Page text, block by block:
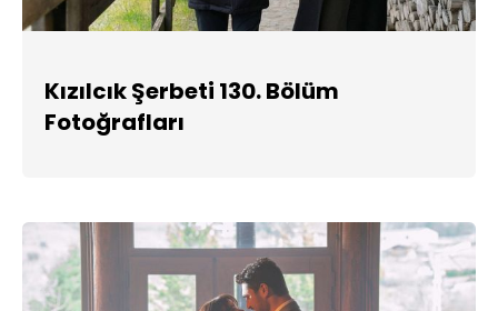
Kızılcık Şerbeti 130. Bölüm
Fotoğrafları